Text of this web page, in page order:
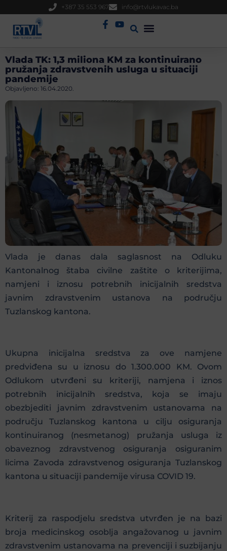
+387 35 553 967 info@rtvlukavac.ba
Vlada TK: 1,3 miliona KM za kontinuirano
pružanja zdravstvenih usluga u situaciji
pandemije
Objavljeno: 16.04.2020.
Vlada je danas dala saglasnost na Odluku
Kantonalnog štaba civilne zaštite o kriterijima,
namjeni i iznosu potrebnih inicijalnih sredstva
javnim zdravstvenim ustanova na području
Tuzlanskog kantona.
Ukupna inicijalna sredstva za ove namjene
predviđena su u iznosu do 1.300.000 KM. Ovom
Odlukom utvrđeni su kriteriji, namjena i iznos
potrebnih inicijalnih sredstva, koja se imaju
obezbjediti javnim zdravstvenim ustanovama na
području Tuzlanskog kantona u cilju osiguranja
kontinuiranog (nesmetanog) pružanja usluga iz
obaveznog zdravstvenog osiguranja osiguranim
licima Zavoda zdravstvenog osiguranja Tuzlanskog
kantona u situaciji pandemije virusa COVID 19.
Kriterij za raspodjelu sredstva utvrđen je na bazi
broja medicinskog osoblja angažovanog u javnim
zdravstvenim ustanovama na prevenciji i suzbijanju